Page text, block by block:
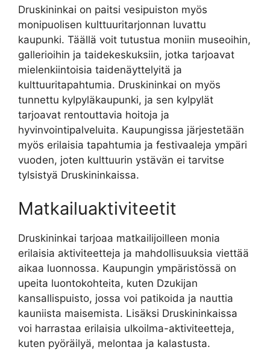
Druskininkai on paitsi vesipuiston myös
monipuolisen kulttuuritarjonnan luvattu
kaupunki. Täällä voit tutustua moniin museoihin,
gallerioihin ja taidekeskuksiin, jotka tarjoavat
mielenkiintoisia taidenäyttelyitä ja
kulttuuritapahtumia. Druskininkai on myös
tunnettu kylpyläkaupunki, ja sen kylpylät
tarjoavat rentouttavia hoitoja ja
hyvinvointipalveluita. Kaupungissa järjestetään
myös erilaisia tapahtumia ja festivaaleja ympäri
vuoden, joten kulttuurin ystävän ei tarvitse
tylsistyä Druskininkaissa.
Matkailuaktiviteetit
Druskininkai tarjoaa matkailijoilleen monia
erilaisia aktiviteetteja ja mahdollisuuksia viettää
aikaa luonnossa. Kaupungin ympäristössä on
upeita luontokohteita, kuten Dzukijan
kansallispuisto, jossa voi patikoida ja nauttia
kauniista maisemista. Lisäksi Druskininkaissa
voi harrastaa erilaisia ulkoilma-aktiviteetteja,
kuten pyöräilyä, melontaa ja kalastusta.